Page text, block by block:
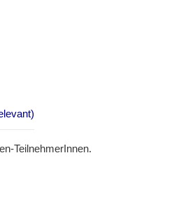
TeilnehmerInnen.